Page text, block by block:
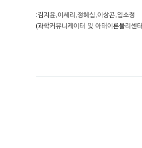
:김지윤,이세리,정혜심,이상곤,임소정
(과학커뮤니케이터 및 아태이론물리센